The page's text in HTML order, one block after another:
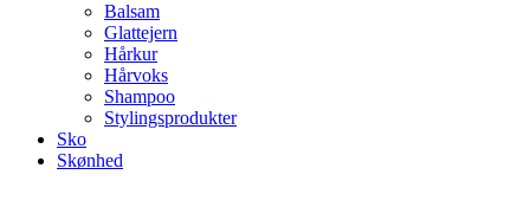
Balsam
Glattejern
Hårkur
Hårvoks
Shampoo
Stylingsprodukter
Sko
Skønhed